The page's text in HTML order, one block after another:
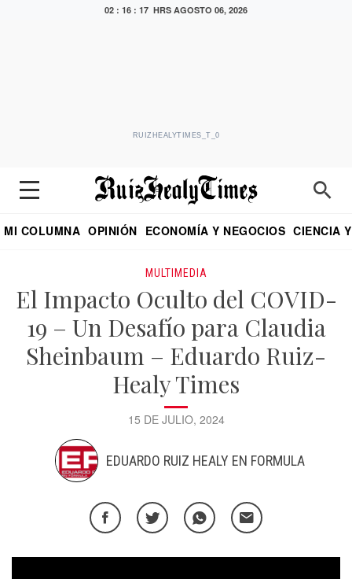
02 : 16 : 17 HRS AGOSTO 06, 2026
RUIZHEALYTIMES_T_0
MI COLUMNA OPINIÓN ECONOMÍA Y NEGOCIOS CIENCIA
MULTIMEDIA
El Impacto Oculto del COVID-
19 – Un Desafío para Claudia
Sheinbaum – Eduardo Ruiz-
Healy Times
15 DE JULIO, 2024
EDUARDO RUIZ HEALY EN FORMULA